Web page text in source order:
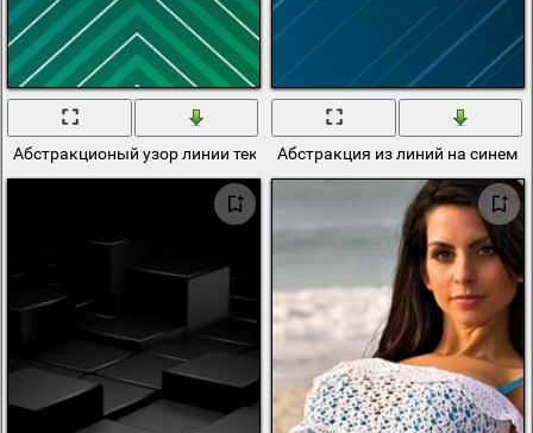
Абстракционый узор линии текстура с цветом 1920x1080
Абстракция из линий на синем